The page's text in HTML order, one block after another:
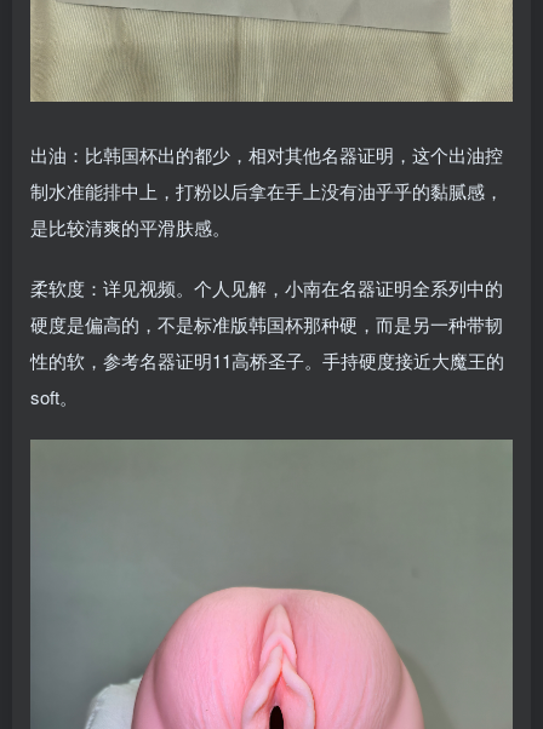
出油：比韩国杯出的都少，相对其他名器证明，这个出油控
制水准能排中上，打粉以后拿在手上没有油乎乎的黏腻感，
是比较清爽的平滑肤感。
柔软度：详见视频。个人见解，小南在名器证明全系列中的
硬度是偏高的，不是标准版韩国杯那种硬，而是另一种带韧
性的软，参考名器证明11高桥圣子。手持硬度接近大魔王的
soft。